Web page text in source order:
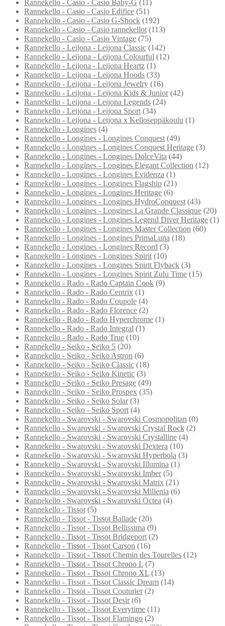
Rannekello - Casio - Casio Baby-G (11)
Rannekello - Casio - Casio Edifice (51)
Rannekello - Casio - Casio G-Shock (192)
Rannekello - Casio - Casio rannekellot (113)
Rannekello - Casio - Casio Vintage (75)
Rannekello - Leijona - Leijona Classic (142)
Rannekello - Leijona - Leijona Colourful (12)
Rannekello - Leijona - Leijona Heartz (1)
Rannekello - Leijona - Leijona Hoods (33)
Rannekello - Leijona - Leijona Jewelry (16)
Rannekello - Leijona - Leijona Kids & Junior (42)
Rannekello - Leijona - Leijona Legends (24)
Rannekello - Leijona - Leijona Sport (34)
Rannekello - Leijona - Leijona x Kelloseppäkoulu (1)
Rannekello - Longines (4)
Rannekello - Longines - Longines Conquest (49)
Rannekello - Longines - Longines Conquest Heritage (3)
Rannekello - Longines - Longines DolceVita (44)
Rannekello - Longines - Longines Elegant Collection (12)
Rannekello - Longines - Longines Evidenza (1)
Rannekello - Longines - Longines Flagship (21)
Rannekello - Longines - Longines Heritage (6)
Rannekello - Longines - Longines HydroConquest (43)
Rannekello - Longines - Longines La Grande Classique (20)
Rannekello - Longines - Longines Legend Diver Heritage (1)
Rannekello - Longines - Longines Master Collection (60)
Rannekello - Longines - Longines PrimaLuna (18)
Rannekello - Longines - Longines Record (3)
Rannekello - Longines - Longines Spirit (10)
Rannekello - Longines - Longines Spirit Flyback (3)
Rannekello - Longines - Longines Spirit Zulu Time (15)
Rannekello - Rado - Rado Captain Cook (9)
Rannekello - Rado - Rado Centrix (1)
Rannekello - Rado - Rado Coupole (4)
Rannekello - Rado - Rado Florence (2)
Rannekello - Rado - Rado Hyperchrome (1)
Rannekello - Rado - Rado Integral (1)
Rannekello - Rado - Rado True (10)
Rannekello - Seiko - Seiko 5 (20)
Rannekello - Seiko - Seiko Astron (6)
Rannekello - Seiko - Seiko Classic (18)
Rannekello - Seiko - Seiko Kinetic (3)
Rannekello - Seiko - Seiko Presage (49)
Rannekello - Seiko - Seiko Prospex (35)
Rannekello - Seiko - Seiko Solar (3)
Rannekello - Seiko - Seiko Sport (4)
Rannekello - Swarovski - Swarovski Cosmopolitan (0)
Rannekello - Swarovski - Swarovski Crystal Rock (2)
Rannekello - Swarovski - Swarovski Crystalline (4)
Rannekello - Swarovski - Swarovski Dextera (10)
Rannekello - Swarovski - Swarovski Hyperbola (3)
Rannekello - Swarovski - Swarovski Illumina (1)
Rannekello - Swarovski - Swarovski Imber (5)
Rannekello - Swarovski - Swarovski Matrix (21)
Rannekello - Swarovski - Swarovski Millenia (6)
Rannekello - Swarovski - Swarovski Octea (4)
Rannekello - Tissot (5)
Rannekello - Tissot - Tissot Ballade (20)
Rannekello - Tissot - Tissot Bellissima (9)
Rannekello - Tissot - Tissot Bridgeport (2)
Rannekello - Tissot - Tissot Carson (16)
Rannekello - Tissot - Tissot Chemin des Tourelles (12)
Rannekello - Tissot - Tissot Chrono L (7)
Rannekello - Tissot - Tissot Chrono XL (13)
Rannekello - Tissot - Tissot Classic Dream (14)
Rannekello - Tissot - Tissot Couturier (2)
Rannekello - Tissot - Tissot Desir (6)
Rannekello - Tissot - Tissot Everytime (11)
Rannekello - Tissot - Tissot Flamingo (2)